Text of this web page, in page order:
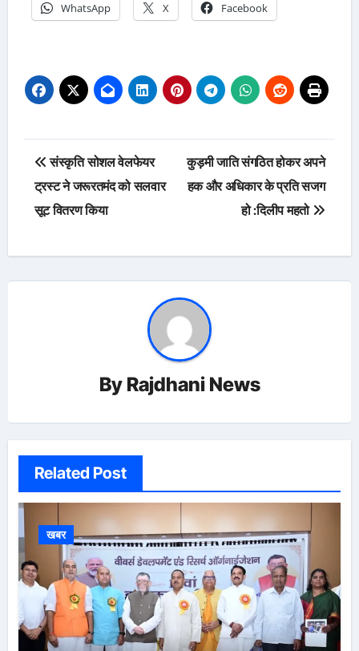
WhatsApp X Facebook
Post
navigation
संस्कृति सोशल वेलफेयर
ट्रस्ट ने जरूरतमंद को सलवार
सूट वितरण किया
कुड़मी जाति संगठित होकर अपने
हक और अधिकार के प्रति सजग
हो :दिलीप महतो
By Rajdhani News
Related Post
खबर